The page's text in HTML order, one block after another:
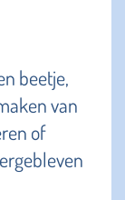
beetje,
van
of